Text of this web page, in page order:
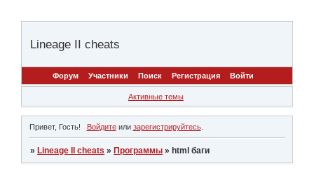
Lineage II cheats
Форум Участники Поиск Регистрация Войти
Активные темы
Привет, Гость! Войдитеили зарегистрируйтесь.
» Lineage II cheats » Программы » html баги